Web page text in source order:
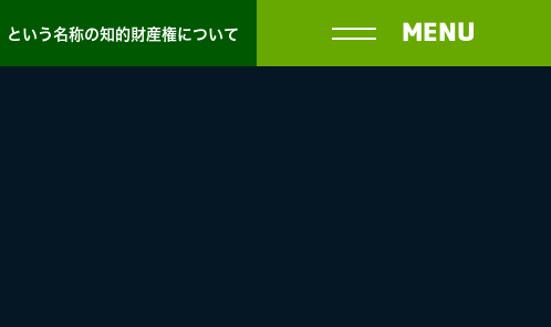
という名称の知的財産権について MENU